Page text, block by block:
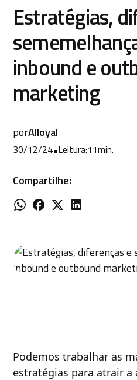
Estratégias,
inbound e
marketing
porAlloyal
30/12/24•Leitura:11min.
Compartilhe:
Podemos trabalhar as
estratégias para atrair